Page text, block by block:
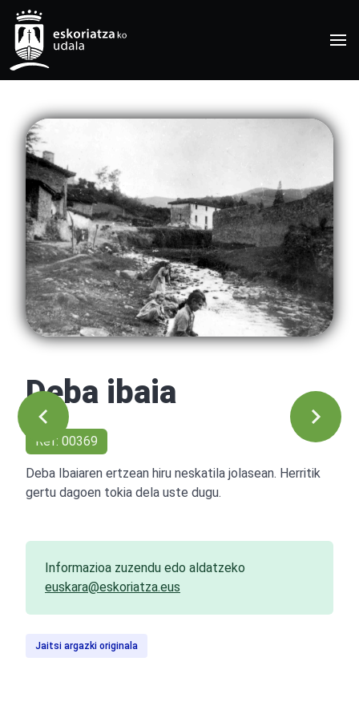
Deba ibaia
Ref: 00369
Deba Ibaiaren ertzean hiru neskatila jolasean. Herritik
gertu dagoen tokia dela uste dugu.
Informazioa zuzendu edo aldatzeko
euskara@eskoriatza.eus
Jaitsi argazki originala